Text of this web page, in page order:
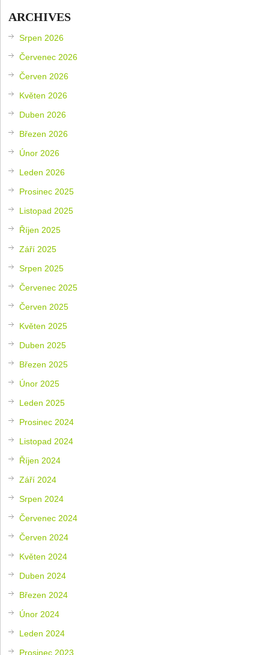
ARCHIVES
Srpen 2026
Červenec 2026
Červen 2026
Květen 2026
Duben 2026
Březen 2026
Únor 2026
Leden 2026
Prosinec 2025
Listopad 2025
Říjen 2025
Září 2025
Srpen 2025
Červenec 2025
Červen 2025
Květen 2025
Duben 2025
Březen 2025
Únor 2025
Leden 2025
Prosinec 2024
Listopad 2024
Říjen 2024
Září 2024
Srpen 2024
Červenec 2024
Červen 2024
Květen 2024
Duben 2024
Březen 2024
Únor 2024
Leden 2024
Prosinec 2023